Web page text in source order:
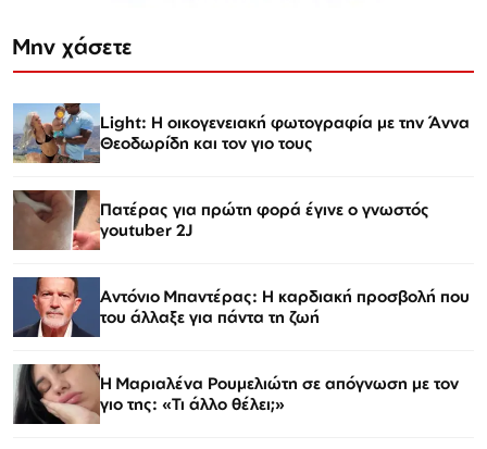
Μην χάσετε
Light: Η οικογενειακή φωτογραφία με την Άννα
Θεοδωρίδη και τον γιο τους
Πατέρας για πρώτη φορά έγινε ο γνωστός
youtuber 2J
Αντόνιο Μπαντέρας: Η καρδιακή προσβολή που
του άλλαξε για πάντα τη ζωή
H Μαριαλένα Ρουμελιώτη σε απόγνωση με τον
γιο της: «Τι άλλο θέλει;»